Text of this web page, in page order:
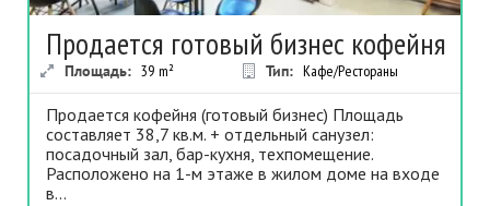
Продается готовый бизнес кофейня
Площадь: 39 m² Тип: Кафе/Рестораны
Продается кофейня (готовый бизнес) Площадь
составляет 38,7 кв.м. + отдельный санузел:
посадочный зал, бар-кухня, техпомещение.
Расположено на 1-м этаже в жилом доме на входе
в...